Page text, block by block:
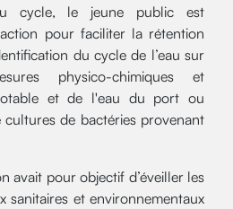
cycle, le jeune public est
pour faciliter la rétention
du cycle de l’eau sur
physico-chimiques et
et de l'eau du port ou
de bactéries provenant
avait pour objectif d’éveiller les
sanitaires et environnementaux